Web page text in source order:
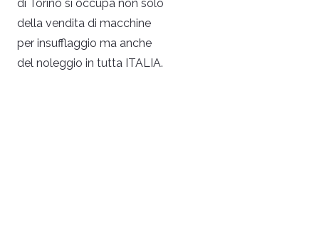
di Torino si occupa non solo
della vendita di macchine
per insufflaggio ma anche
del noleggio in tutta ITALIA.